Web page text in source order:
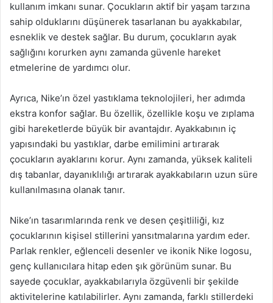
kullanım imkanı sunar. Çocukların aktif bir yaşam tarzına
sahip olduklarını düşünerek tasarlanan bu ayakkabılar,
esneklik ve destek sağlar. Bu durum, çocukların ayak
sağlığını korurken aynı zamanda güvenle hareket
etmelerine de yardımcı olur.
Ayrıca, Nike’ın özel yastıklama teknolojileri, her adımda
ekstra konfor sağlar. Bu özellik, özellikle koşu ve zıplama
gibi hareketlerde büyük bir avantajdır. Ayakkabının iç
yapısındaki bu yastıklar, darbe emilimini artırarak
çocukların ayaklarını korur. Aynı zamanda, yüksek kaliteli
dış tabanlar, dayanıklılığı artırarak ayakkabıların uzun süre
kullanılmasına olanak tanır.
Nike’ın tasarımlarında renk ve desen çeşitliliği, kız
çocuklarının kişisel stillerini yansıtmalarına yardım eder.
Parlak renkler, eğlenceli desenler ve ikonik Nike logosu,
genç kullanıcılara hitap eden şık görünüm sunar. Bu
sayede çocuklar, ayakkabılarıyla özgüvenli bir şekilde
aktivitelerine katılabilirler. Aynı zamanda, farklı stillerdeki